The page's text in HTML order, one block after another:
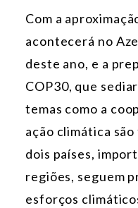
Com a
acontecerá no
deste ano, e a
COP30, que
temas como a
ação climática
dois países,
regiões, seguem
esforços